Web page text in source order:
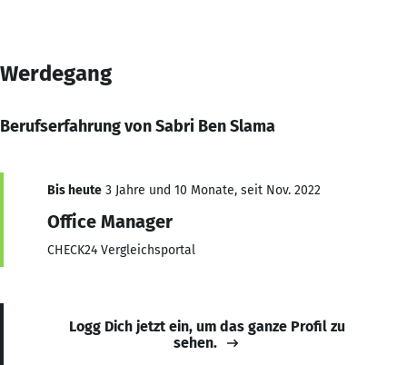
Werdegang
Berufserfahrung von Sabri Ben Slama
Bis heute 3 Jahre und 10 Monate, seit Nov. 2022
Office Manager
CHECK24 Vergleichsportal
Logg Dich jetzt ein, um das ganze Profil zu
sehen.